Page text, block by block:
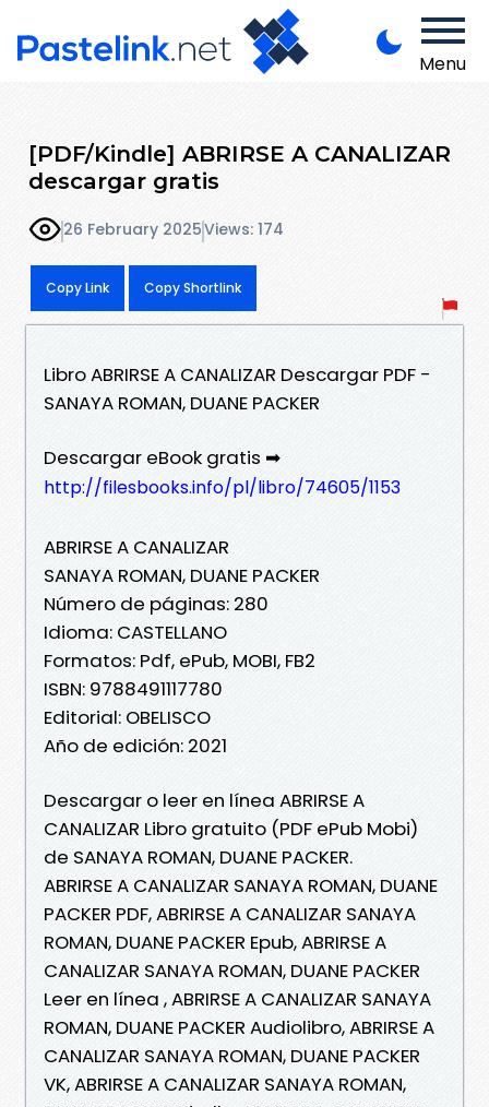
Menu
[PDF/Kindle] ABRIRSE A CANALIZAR
descargar gratis
26 February 2025Views: 174
Copy Link Copy Shortlink
Libro ABRIRSE A CANALIZAR Descargar PDF -
SANAYA ROMAN, DUANE PACKER
Descargar eBook gratis ➡
http://filesbooks.info/pl/libro/74605/1153
ABRIRSE A CANALIZAR
SANAYA ROMAN, DUANE PACKER
Número de páginas: 280
Idioma: CASTELLANO
Formatos: Pdf, ePub, MOBI, FB2
ISBN: 9788491117780
Editorial: OBELISCO
Año de edición: 2021
Descargar o leer en línea ABRIRSE A
CANALIZAR Libro gratuito (PDF ePub Mobi)
de SANAYA ROMAN, DUANE PACKER.
ABRIRSE A CANALIZAR SANAYA ROMAN, DUANE
PACKER PDF, ABRIRSE A CANALIZAR SANAYA
ROMAN, DUANE PACKER Epub, ABRIRSE A
CANALIZAR SANAYA ROMAN, DUANE PACKER
Leer en línea , ABRIRSE A CANALIZAR SANAYA
ROMAN, DUANE PACKER Audiolibro, ABRIRSE A
CANALIZAR SANAYA ROMAN, DUANE PACKER
VK, ABRIRSE A CANALIZAR SANAYA ROMAN,